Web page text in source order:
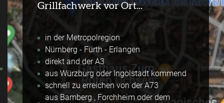
Grillfachwerk vor Ort...
in der Metropolregion
Nürnberg - Fürth - Erlangen
direkt and der A3
aus Würzburg oder Ingolstadt kommend
schnell zu erreichen von der A73
aus Bamberg , Forchheim oder dem